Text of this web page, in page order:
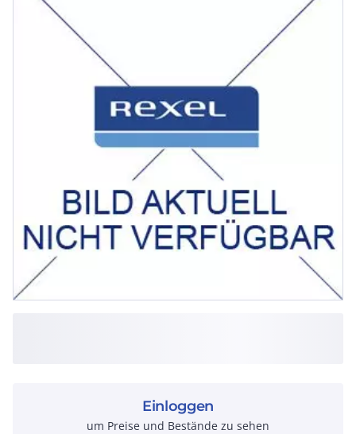
Einloggen
um Preise und Bestände zu sehen